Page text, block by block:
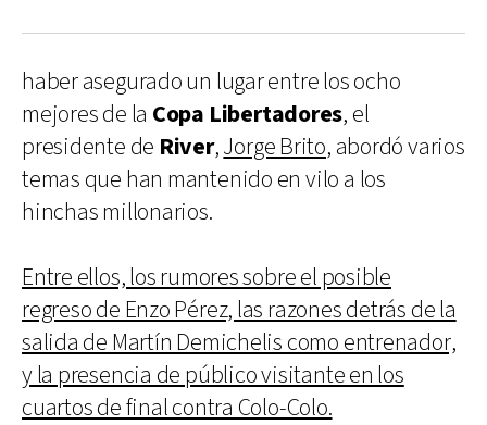
haber asegurado un lugar entre los ocho
mejores de la Copa Libertadores, el
presidente de River,Jorge Brito, abordó varios
temas que han mantenido en vilo a los
hinchas millonarios.
Entre ellos, los rumores sobre el posible
regreso de Enzo Pérez, las razones detrás de la
salida de Martín Demichelis como entrenador,
y la presencia de público visitante en los
cuartos de final contra Colo-Colo.